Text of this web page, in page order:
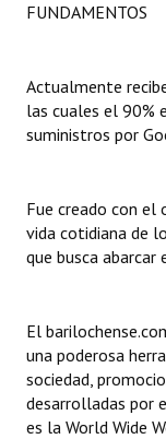
Ejecución
Actas de
Comunicaciones
Declaraciones
Resoluciones de
INSTITUCIONAL
FUNDAMENTOS
Actualmente
las cuales el 90%
suministros por
Fue creado con el
vida cotidiana de
que busca abarcar
El
una poderosa
sociedad,
desarrolladas por
es la World Wide